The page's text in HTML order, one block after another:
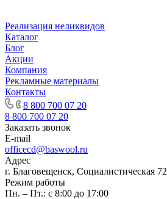
Реализация неликвидов
Каталог
Блог
Акции
Компания
Рекламные материалы
Контакты
8 800 700 07 20
8 800 700 07 20
Заказать звонок
E-mail
officecd@baswool.ru
Адрес
г. Благовещенск, Социалистическая 72
Режим работы
Пн. – Пт.: с 8:00 до 17:00